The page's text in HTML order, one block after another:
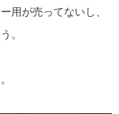
用が売ってないし、
。